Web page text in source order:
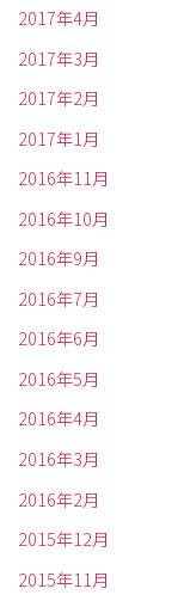
2017年4月
2017年3月
2017年2月
2017年1月
2016年11月
2016年10月
2016年9月
2016年7月
2016年6月
2016年5月
2016年4月
2016年3月
2016年2月
2015年12月
2015年11月